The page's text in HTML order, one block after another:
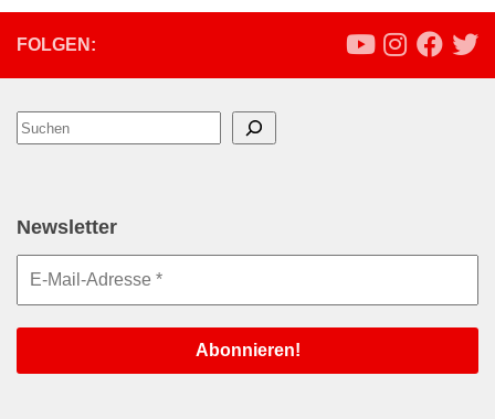
FOLGEN:
Suchen
Newsletter